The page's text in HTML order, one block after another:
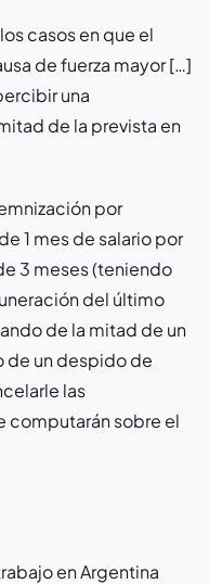
casos en que el
de fuerza mayor […]
una
de la prevista en
por
1 mes de salario por
3 meses (teniendo
del último
de la mitad de un
de un despido de
las
computarán sobre el
en Argentina